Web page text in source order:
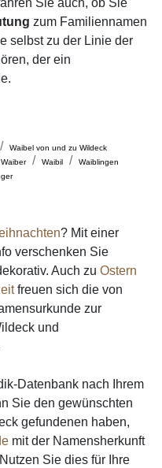
Sie auch, ob Sie
zum Familiennamen
selbst zu der Linie der
der ein
Waibel von und zu Wildeck
Waiber Waibil
Waiblingen
? Mit einer
verschenken Sie
Auch zu Ostern
freuen sich die von
zur
und
Datenbank nach Ihrem
Sie den gewünschten
gefundenen haben,
mit der Namensherkunft
Sie dies für Ihre